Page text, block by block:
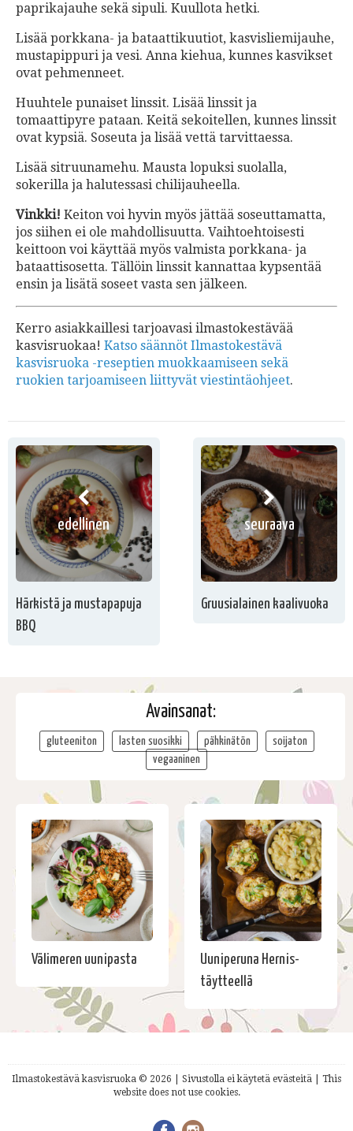
paprikajauhe sekä sipuli. Kuullota hetki.
Lisää porkkana- ja bataattikuutiot, kasvisliemijauhe,
mustapippuri ja vesi. Anna kiehua, kunnes kasvikset
ovat pehmenneet.
Huuhtele punaiset linssit. Lisää linssit ja
tomaattipyre pataan. Keitä sekoitellen, kunnes linssit
ovat kypsiä. Soseuta ja lisää vettä tarvittaessa.
Lisää sitruunamehu. Mausta lopuksi suolalla,
sokerilla ja halutessasi chilijauheella.
Vinkki! Keiton voi hyvin myös jättää soseuttamatta,
jos siihen ei ole mahdollisuutta. Vaihtoehtoisesti
keittoon voi käyttää myös valmista porkkana- ja
bataattisosetta. Tällöin linssit kannattaa kypsentää
ensin ja lisätä soseet vasta sen jälkeen.
Kerro asiakkaillesi tarjoavasi ilmastokestävää
kasvisruokaa! Katso säännöt Ilmastokestävä
kasvisruoka -reseptien muokkaamiseen sekä
ruokien tarjoamiseen liittyvät viestintäohjeet.
edellinen
Härkistä ja mustapapuja
BBQ
seuraava
Gruusialainen kaalivuoka
Avainsanat:
gluteeniton lasten suosikki pähkinätön
soijaton
vegaaninen
Välimeren uunipasta
Uuniperuna Hernis-
täytteellä
Ilmastokestävä kasvisruoka © 2026 | Sivustolla ei käytetä evästeitä | This
website does not use cookies.